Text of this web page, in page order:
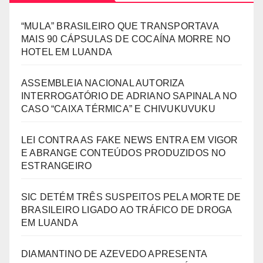
“MULA” BRASILEIRO QUE TRANSPORTAVA
MAIS 90 CÁPSULAS DE COCAÍNA MORRE NO
HOTEL EM LUANDA
ASSEMBLEIA NACIONAL AUTORIZA
INTERROGATÓRIO DE ADRIANO SAPINALA NO
CASO “CAIXA TÉRMICA” E CHIVUKUVUKU
LEI CONTRA AS FAKE NEWS ENTRA EM VIGOR
E ABRANGE CONTEÚDOS PRODUZIDOS NO
ESTRANGEIRO
SIC DETÉM TRÊS SUSPEITOS PELA MORTE DE
BRASILEIRO LIGADO AO TRÁFICO DE DROGA
EM LUANDA
DIAMANTINO DE AZEVEDO APRESENTA